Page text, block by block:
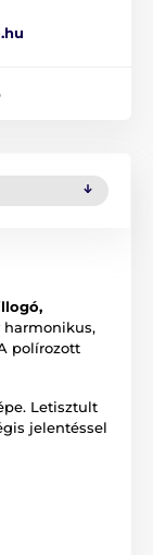
harmonikus,
polírozott
Letisztult
jelentéssel